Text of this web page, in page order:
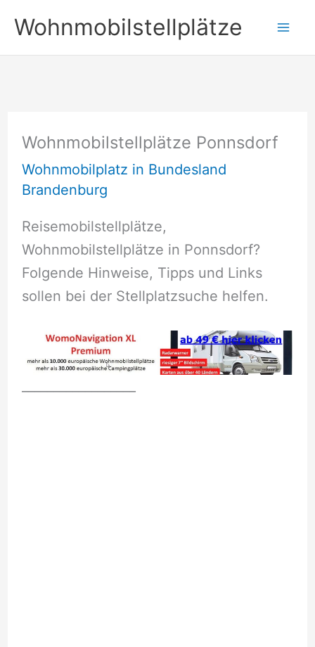
Inhalt
springen
Wohnmobilstellplätze
Wohnmobilstellplätze Ponnsdorf
Wohnmobilplatz in Bundesland
Brandenburg
Reisemobilstellplätze,
Wohnmobilstellplätze in Ponnsdorf?
Folgende Hinweise, Tipps und Links
sollen bei der Stellplatzsuche helfen.